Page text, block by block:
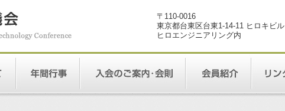
〒110-0016
東京都台東区台東1-14-11 ヒロキビル
ヒロエンジニアリング内